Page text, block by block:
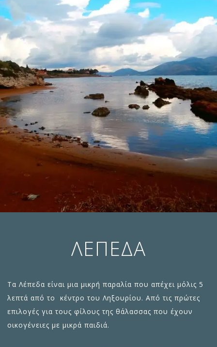
ΛΕΠΈΔΑ
Τα Λέπεδα είναι μια μικρή παραλία που απέχει μόλις 5
λεπτά από το κέντρο του Ληξουρίου. Από τις πρώτες
επιλογές για τους φίλους της θάλασσας που έχουν
οικογένειες με μικρά παιδιά.